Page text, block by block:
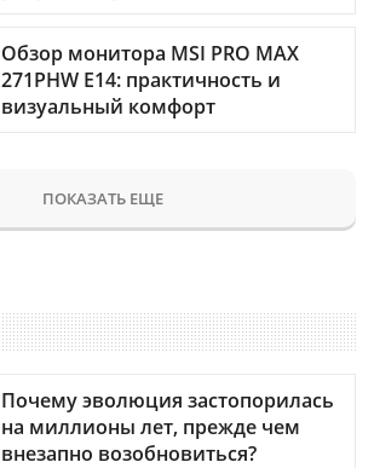
Обзор монитора MSI PRO MAX
271PHW E14: практичность и
визуальный комфорт
ПОКАЗАТЬ ЕЩЕ
Почему эволюция застопорилась
на миллионы лет, прежде чем
внезапно возобновиться?